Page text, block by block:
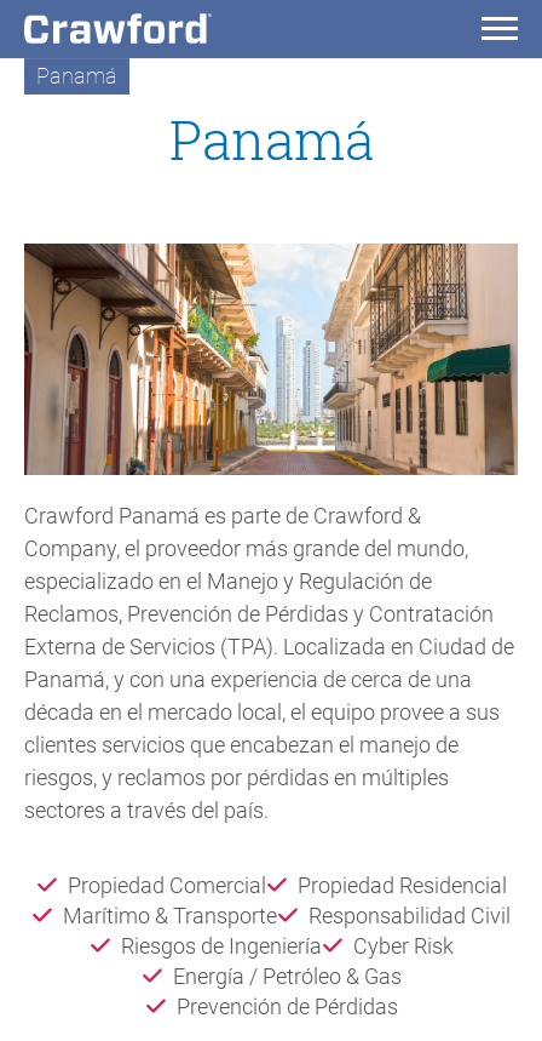
Panamá
Panamá
Crawford Panamá es parte de Crawford &
Company, el proveedor más grande del mundo,
especializado en el Manejo y Regulación de
Reclamos, Prevención de Pérdidas y Contratación
Externa de Servicios (TPA). Localizada en Ciudad de
Panamá, y con una experiencia de cerca de una
década en el mercado local, el equipo provee a sus
clientes servicios que encabezan el manejo de
riesgos, y reclamos por pérdidas en múltiples
sectores a través del país.
Propiedad Comercial
Propiedad Residencial
Marítimo & Transporte
Responsabilidad Civil
Riesgos de Ingeniería
Cyber Risk
Energía / Petróleo & Gas
Prevención de Pérdidas